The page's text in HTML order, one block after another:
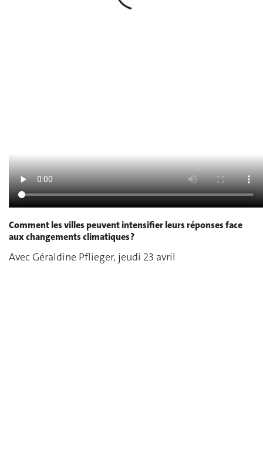
Comment les villes peuvent intensifier leurs réponses face
aux changements climatiques ?
Avec Géraldine Pflieger, jeudi 23 avril